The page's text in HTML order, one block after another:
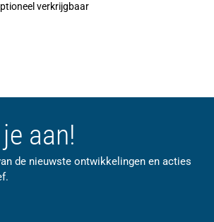
verkrijgbaar
aan!
de nieuwste ontwikkelingen en acties